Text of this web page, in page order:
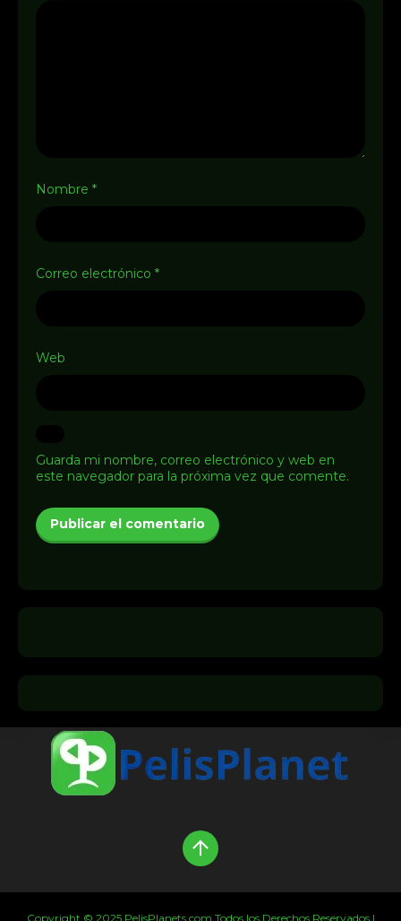
Nombre *
Correo electrónico *
Web
Guarda mi nombre, correo electrónico y web en
este navegador para la próxima vez que comente.
Copyright © 2025 PelisPlanets.com Todos los Derechos Reservados |